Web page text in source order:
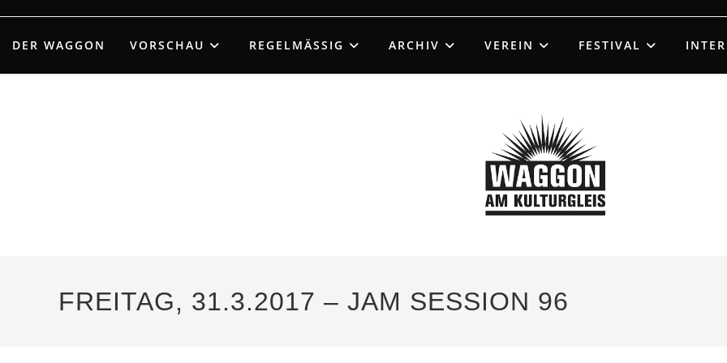
springen
DER WAGGON VORSCHAU REGELMÄSSIG ARCHIV VEREIN FESTIVAL
FREITAG, 31.3.2017 – JAM SESSION 96